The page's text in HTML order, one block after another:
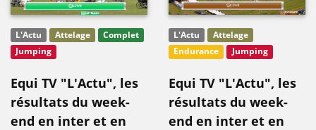
L'Actu Attelage
Complet
Jumping
Equi TV "L'Actu", les
résultats du week-
end en inter et en
L'Actu
Attelage
Endurance
Jumping
Equi TV "L'Actu", les
résultats du week-
end en inter et en